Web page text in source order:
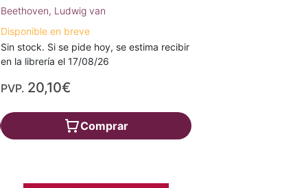
Beethoven, Ludwig van
Disponible en breve
Sin stock. Si se pide hoy, se estima recibir
en la librería el 17/08/26
PVP. 20,10€
Comprar